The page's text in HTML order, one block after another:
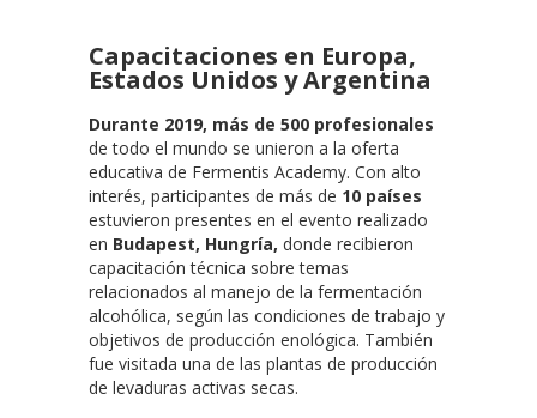
Capacitaciones en Europa,
Estados Unidos y Argentina
Durante 2019, más de 500 profesionales
de todo el mundo se unieron a la oferta
educativa de Fermentis Academy. Con alto
interés, participantes de más de 10 países
estuvieron presentes en el evento realizado
en Budapest, Hungría, donde recibieron
capacitación técnica sobre temas
relacionados al manejo de la fermentación
alcohólica, según las condiciones de trabajo y
objetivos de producción enológica. También
fue visitada una de las plantas de producción
de levaduras activas secas.